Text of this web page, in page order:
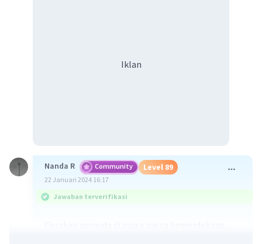
Iklan
Nanda R Community Level 89
22 Januari 2024 16:17
Jawaban terverifikasi